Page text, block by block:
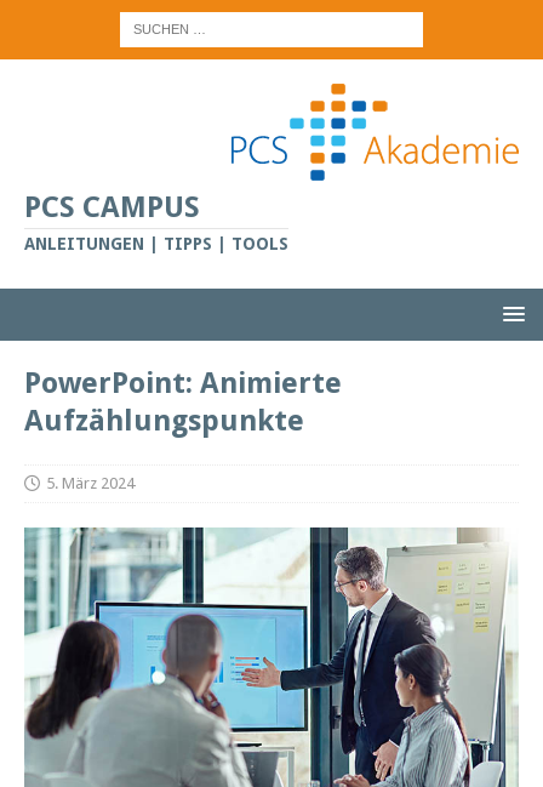
PCS CAMPUS
ANLEITUNGEN | TIPPS | TOOLS
PowerPoint: Animierte
Aufzählungspunkte
5. März 2024